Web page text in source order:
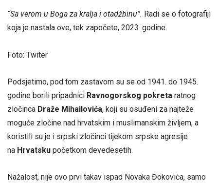
“Sa verom u Boga za kralja i otadžbinu”. Radi se o fotografiji
koja je nastala ove, tek započete, 2023. godine.
Foto: Twiter
Podsjetimo, pod tom zastavom su se od 1941. do 1945.
godine borili pripadnici Ravnogorskog pokreta ratnog
zločinca Draže Mihailovića, koji su osuđeni za najteže
moguće zločine nad hrvatskim i muslimanskim življem, a
koristili su je i srpski zločinci tijekom srpske agresije
na Hrvatsku početkom devedesetih.
Nažalost, nije ovo prvi takav ispad Novaka Đokovića, samo